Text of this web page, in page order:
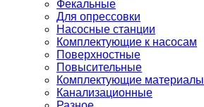
Фекальные
Для опрессовки
Насосные станции
Комплектующие к насосам
Поверхностные
Повысительные
Комплектующие материалы
Канализационные